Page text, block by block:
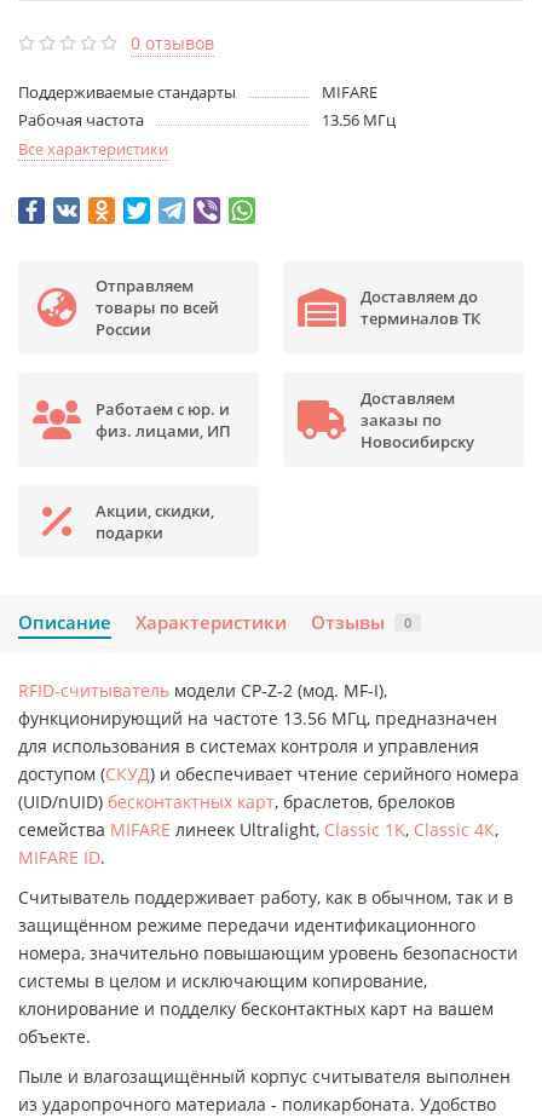
0 отзывов
Поддерживаемые стандарты
MIFARE
Рабочая частота
13.56 МГц
Все характеристики
Отправляем
товары по всей
России
Доставляем до
терминалов ТК
Работаем с юр. и
физ. лицами, ИП
Доставляем
заказы по
Новосибирску
Акции, скидки,
подарки
Описание Характеристики Отзывы 0
RFID-считыватель модели CP-Z-2 (мод. MF-I),
функционирующий на частоте 13.56 МГц, предназначен
для использования в системах контроля и управления
доступом (СКУД) и обеспечивает чтение серийного номера
(UID/nUID) бесконтактных карт, браслетов, брелоков
семейства MIFARE линеек Ultralight, Classic 1K, Classic 4К,
MIFARE ID.
Считыватель поддерживает работу, как в обычном, так и в
защищённом режиме передачи идентификационного
номера, значительно повышающим уровень безопасности
системы в целом и исключающим копирование,
клонирование и подделку бесконтактных карт на вашем
объекте.
Пыле и влагозащищённый корпус считывателя выполнен
из ударопрочного материала - поликарбоната. Удобство